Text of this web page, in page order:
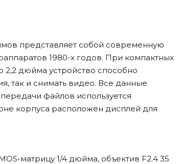
представляет собой современную
1980-х годов. При компактных
2,2 дюйма устройство способно
так и снимать видео. Все данные
файлов используется
корпуса расположен дисплей для
матрицу 1/4 дюйма, объектив F2.4 35